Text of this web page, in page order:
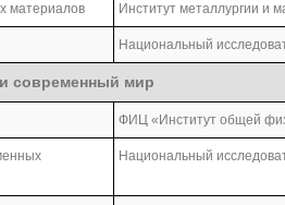
материалов Институт металлургии и
Национальный
современный мир
ФИЦ «Институт общей
Национальный